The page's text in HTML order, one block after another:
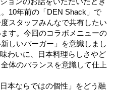
10年前の「DEN Shack」で
スタッフみんなで共有したい
す。今回のコラボメニューの
しいバーガー」を意識しまし
わいに、日本料理らしさやど
体のバランスを意識して仕上
本ならではの個性」をどう融